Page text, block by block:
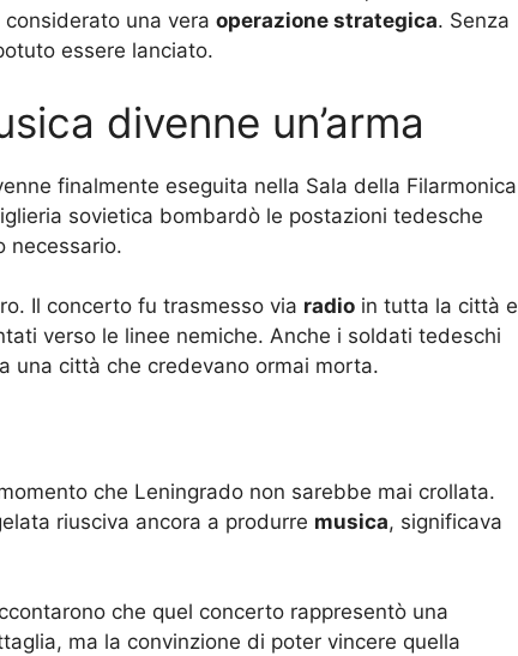
una vera operazione strategica. Senza
essere lanciato.
divenne un’arma
finalmente eseguita nella Sala della Filarmonica
sovietica bombardò le postazioni tedesche
necessario.
Il concerto fu trasmesso via radio in tutta la città e
verso le linee nemiche. Anche i soldati tedeschi
una città che credevano ormai morta.
che Leningrado non sarebbe mai crollata.
riusciva ancora a produrre musica, significava
che quel concerto rappresentò una
ma la convinzione di poter vincere quella